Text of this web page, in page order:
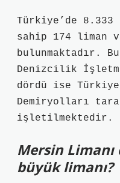
Türkiye’de
sahip 174 liman
bulunmaktadır.
Denizcilik
dördü ise
Demiryolları
işletilmektedir.
Mersin Limanı
büyük limanı?